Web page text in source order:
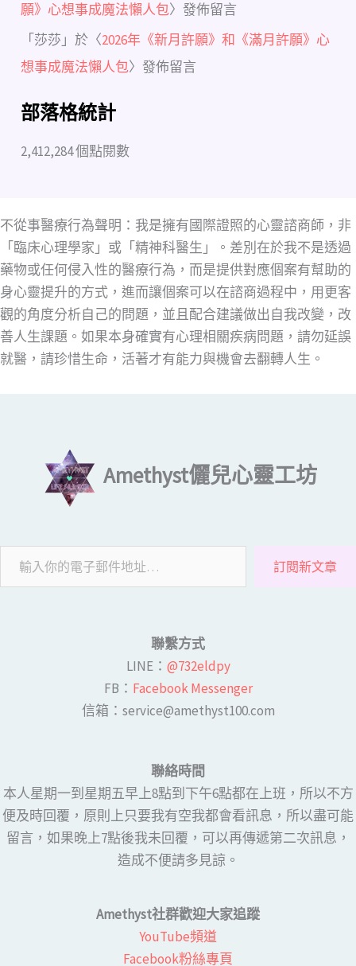
願》心想事成魔法懶人包〉發佈留言
「 莎莎 」於〈2026年《新月許願》和《滿月許願》心
想事成魔法懶人包〉發佈留言
部落格統計
2,412,284 個點閱數
不從事醫療行為聲明：我是擁有國際證照的心靈諮商師，非
「臨床心理學家」或「精神科醫生」。差別在於我不是透過
藥物或任何侵入性的醫療行為，而是提供對應個案有幫助的
身心靈提升的方式，進而讓個案可以在諮商過程中，用更客
觀的角度分析自己的問題，並且配合建議做出自我改變，改
善人生課題。如果本身確實有心理相關疾病問題，請勿延誤
就醫，請珍惜生命，活著才有能力與機會去翻轉人生。
Amethyst儷兒心靈工坊
訂閱新文章
聯繫方式
LINE​： @732eldpy
FB：​ Facebook Messenger
​​信箱：service@amethyst100.com
聯絡時間
本人星期一到星期五早上8點到下午6點都在上班，所以不方
便及時回覆，原則上只要我有空我都會看訊息，所以盡可能
留言，如果晚上7點後我未回覆，可以再傳遞第二次訊息，
造成不便請多見諒。
Amethyst社群歡迎大家追蹤
YouTube頻道
Facebook粉絲專頁​